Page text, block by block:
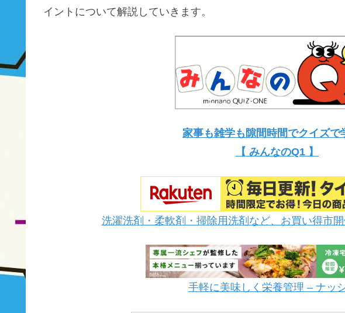
イントについて解説していきます。
家事も雑学も隙間時間でクイズで
【 みんなのQ1 】
洗濯洗剤・柔軟剤・掃除用洗剤など、お買い得市開
手軽に美味しく栄養管理 – ナッ